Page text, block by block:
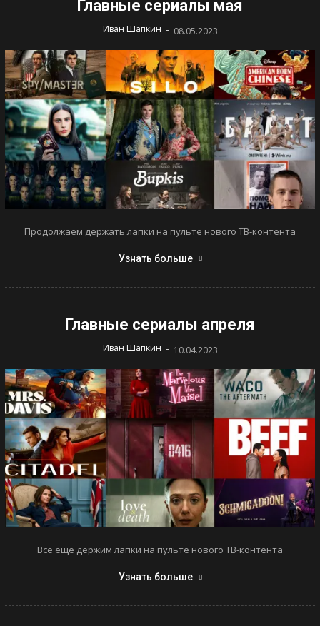
Главные сериалы мая
Иван Шапкин - 08.05.2023
Продолжаем держать лапки на пульте нового ТВ-контента
Узнать больше
Главные сериалы апреля
Иван Шапкин - 10.04.2023
Все еще держим лапки на пульте нового ТВ-контента
Узнать больше